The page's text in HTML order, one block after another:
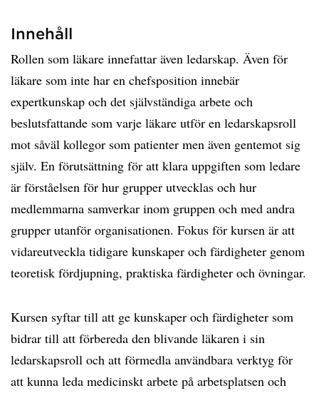
Innehåll
Rollen som läkare innefattar även ledarskap. Även för
läkare som inte har en chefsposition innebär
expertkunskap och det självständiga arbete och
beslutsfattande som varje läkare utför en ledarskapsroll
mot såväl kollegor som patienter men även gentemot sig
själv. En förutsättning för att klara uppgiften som ledare
är förståelsen för hur grupper utvecklas och hur
medlemmarna samverkar inom gruppen och med andra
grupper utanför organisationen. Fokus för kursen är att
vidareutveckla tidigare kunskaper och färdigheter genom
teoretisk fördjupning, praktiska färdigheter och övningar.
Kursen syftar till att ge kunskaper och färdigheter som
bidrar till att förbereda den blivande läkaren i sin
ledarskapsroll och att förmedla användbara verktyg för
att kunna leda medicinskt arbete på arbetsplatsen och